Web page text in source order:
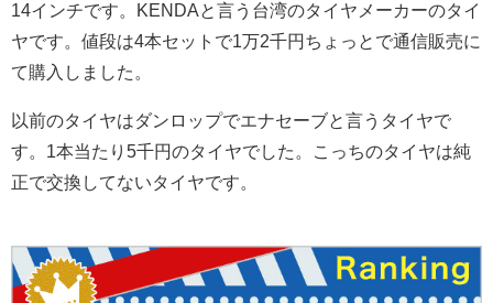
14インチです。KENDAと言う台湾のタイヤメーカーのタイ
ヤです。値段は4本セットで1万2千円ちょっとで通信販売に
て購入しました。
以前のタイヤはダンロップでエナセーブと言うタイヤで
す。1本当たり5千円のタイヤでした。こっちのタイヤは純
正で交換してないタイヤです。